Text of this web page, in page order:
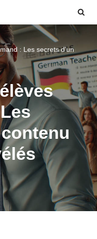
: Les secrets d’un